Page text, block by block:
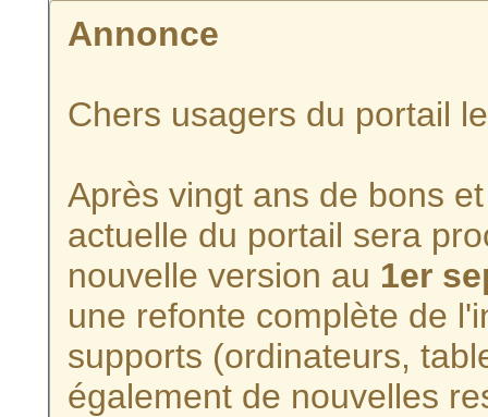
Annonce
Chers usagers du portail
Après vingt ans de bons
actuelle du portail sera
nouvelle version au 1er
une refonte complète de
supports (ordinateurs,
également de nouvelles